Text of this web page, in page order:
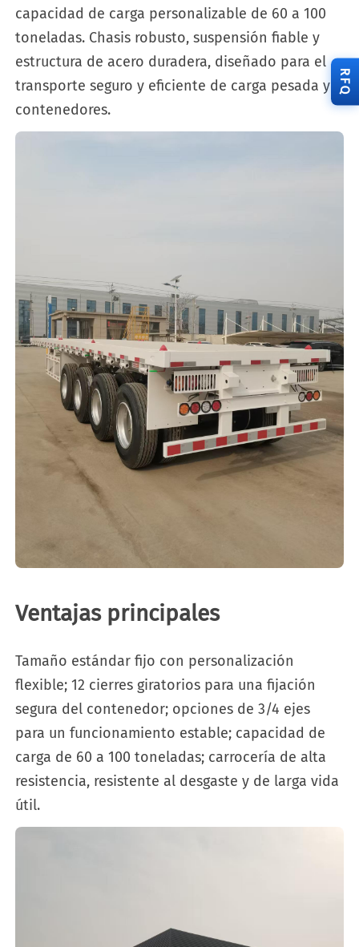
capacidad de carga personalizable de 60 a 100
toneladas. Chasis robusto, suspensión fiable y
estructura de acero duradera, diseñado para el
transporte seguro y eficiente de carga pesada y
contenedores.
Ventajas principales
Tamaño estándar fijo con personalización
flexible; 12 cierres giratorios para una fijación
segura del contenedor; opciones de 3/4 ejes
para un funcionamiento estable; capacidad de
carga de 60 a 100 toneladas; carrocería de alta
resistencia, resistente al desgaste y de larga vida
útil.
RFQ